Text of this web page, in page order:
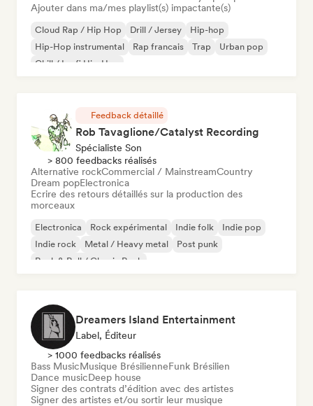
Ajouter dans ma/mes playlist(s) impactante(s)
Cloud Rap / Hip Hop Drill / Jersey
Hip-hop
Hip-Hop instrumental
Rap francais Trap
Urban pop
Chill / Lo-fi Hip-Hop
Feedback détaillé
Rob Tavaglione/Catalyst Recording
Spécialiste Son
> 800 feedbacks réalisés
Alternative rockCommercial / MainstreamCountry
Dream popElectronica
Ecrire des retours détaillés sur la production des
morceaux
Electronica Rock expérimental Indie folk
Indie pop
Indie rock
Metal / Heavy metal
Post punk
Rock & Roll / Classic Rock
Dreamers Island Entertainment
Label, Éditeur
> 1000 feedbacks réalisés
Bass MusicMusique BrésilienneFunk Brésilien
Dance musicDeep house
Signer des contrats d’édition avec des artistes
Signer des artistes et/ou sortir leur musique